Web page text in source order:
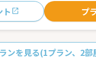
ト プ
ンを見る(1プラン、2